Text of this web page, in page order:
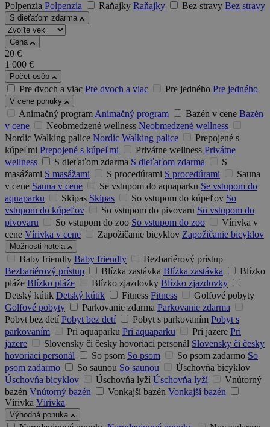
Polpenzia Polpenzia Raňajky Raňajky Bez stravy Bez stravy
S dieťaťom zdarma
Cena
20 €
1 000 €
Počet osôb
Pre dvoch a viac Pre dvoch a viac Pre jedného Pre jedného
V cene ponuky
Animačný programAnimačný program Bazén v cene Bazén
v cene
Neobmedzené wellness Neobmedzené wellness
Nordic Walking palice Nordic Walking palice
Prepojené s
kúpeľmi Prepojené s kúpeľmi Privátne wellness Privátne
wellness
S dieťaťom zdarma S dieťaťom zdarma
S
masážami S masážami S procedúrami S procedúrami
Sauna
v cene Sauna v cene Se vstupom do aquaparku Se vstupom do
aquaparku
Skipas Skipas So vstupom do kúpeľov So
vstupom do kúpeľov
So vstupom do pivovaru So vstupom do
pivovaru
So vstupom do zoo So vstupom do zoo
Vírivka v
cene Vírivka v cene Zapožičanie bicyklov Zapožičanie bicyklov
Možnosti hotela
Baby friendly Baby friendly
Bezbariérový prístup
Bezbariérový prístup
Blízka zastávka Blízka zastávka
Blízko
pláže Blízko pláže Blízko zjazdovky Blízko zjazdovky
Detský kútik Detský kútik Fitness Fitness
Golfové pobyty
Golfové pobyty
Parkovanie zdarma Parkovanie zdarma
Pobyt bez detí Pobyt bez detí Pobyt s parkovaním Pobyt s
parkovaním
Pri aquaparku Pri aquaparku Pri jazere Pri
jazere
Slovensky či česky hovoriaci personál Slovensky či česky
hovoriaci personál
So psom So psom So psom zadarmo So
psom zadarmo
So saunou So saunou
Úschovňa bicyklov
Úschovňa bicyklov
Úschovňa lyží Úschovňa lyží
Vnútorný
bazén Vnútorný bazén Vonkajší bazén Vonkajší bazén
Vírivka Vírivka
Výhodná ponuka